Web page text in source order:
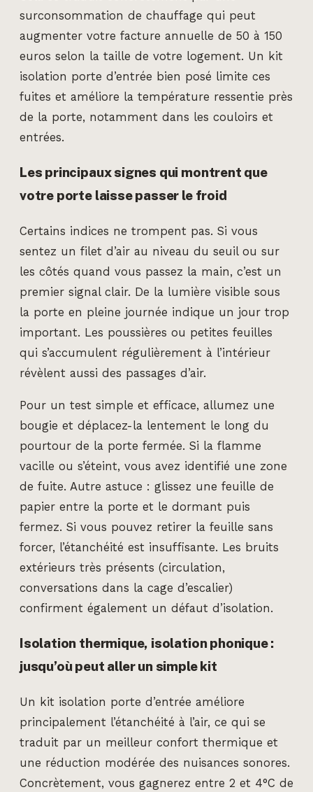
surconsommation de chauffage qui peut
augmenter votre facture annuelle de 50 à 150
euros selon la taille de votre logement. Un kit
isolation porte d’entrée bien posé limite ces
fuites et améliore la température ressentie près
de la porte, notamment dans les couloirs et
entrées.
Les principaux signes qui montrent que
votre porte laisse passer le froid
Certains indices ne trompent pas. Si vous
sentez un filet d’air au niveau du seuil ou sur
les côtés quand vous passez la main, c’est un
premier signal clair. De la lumière visible sous
la porte en pleine journée indique un jour trop
important. Les poussières ou petites feuilles
qui s’accumulent régulièrement à l’intérieur
révèlent aussi des passages d’air.
Pour un test simple et efficace, allumez une
bougie et déplacez-la lentement le long du
pourtour de la porte fermée. Si la flamme
vacille ou s’éteint, vous avez identifié une zone
de fuite. Autre astuce : glissez une feuille de
papier entre la porte et le dormant puis
fermez. Si vous pouvez retirer la feuille sans
forcer, l’étanchéité est insuffisante. Les bruits
extérieurs très présents (circulation,
conversations dans la cage d’escalier)
confirment également un défaut d’isolation.
Isolation thermique, isolation phonique :
jusqu’où peut aller un simple kit
Un kit isolation porte d’entrée améliore
principalement l’étanchéité à l’air, ce qui se
traduit par un meilleur confort thermique et
une réduction modérée des nuisances sonores.
Concrètement, vous gagnerez entre 2 et 4°C de